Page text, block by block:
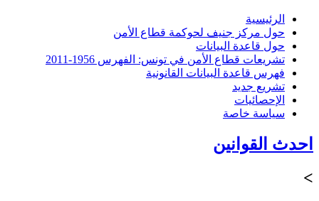
الرئيسية
حول مركز جنيف لحوكمة قطاع الأمن
حول قاعدة البيانات
تشريعات قطاع الأمن في تونس: الفهرس 1956-2011
فهرس قاعدة البيانات القانونية
تشريع جديد
الإحصائيات
سياسة خاصة
احدث القوانين
>